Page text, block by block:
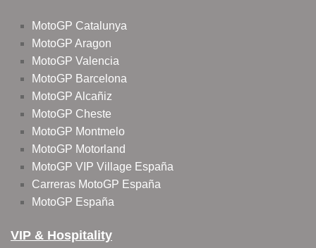
MotoGP Catalunya
MotoGP Aragon
MotoGP Valencia
MotoGP Barcelona
MotoGP Alcañiz
MotoGP Cheste
MotoGP Montmelo
MotoGP Motorland
MotoGP VIP Village España
Carreras MotoGP España
MotoGP España
VIP & Hospitality